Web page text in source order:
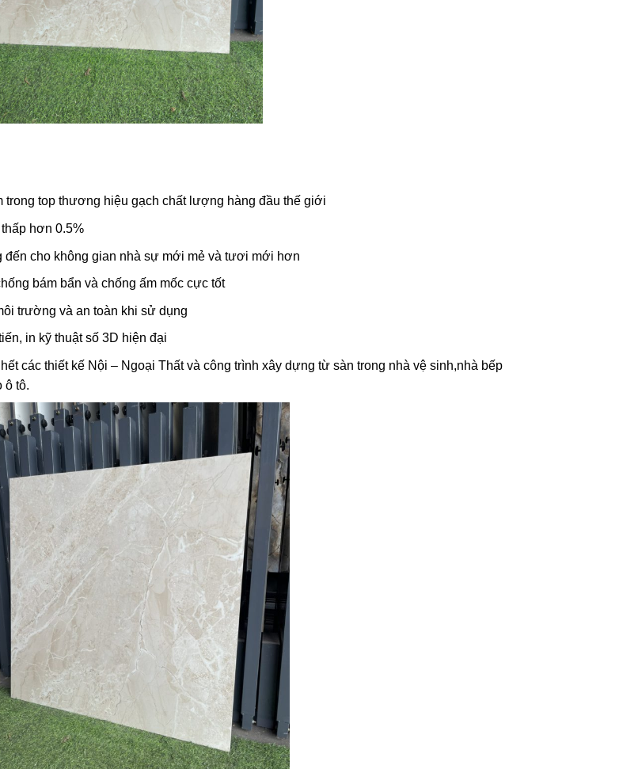
top thương hiệu gạch chất lượng hàng đầu thế giới
hơn 0.5%
đến cho không gian nhà sự mới mẻ và tươi mới hơn
bám bẩn và chống ấm mốc cực tốt
trường và an toàn khi sử dụng
in kỹ thuật số 3D hiện đại
các thiết kế Nội – Ngoại Thất và công trình xây dựng từ sàn trong nhà vệ sinh,nhà bếp
ô tô.